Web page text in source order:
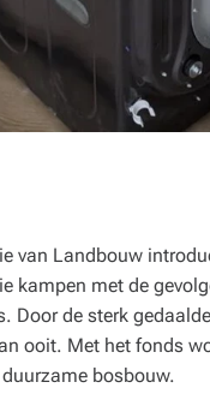
van Landbouw
kampen met de
Door de sterk
ooit. Met het fonds
bosbouw.